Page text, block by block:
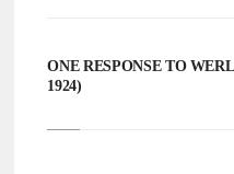
ONE RESPONSE TO
1924)